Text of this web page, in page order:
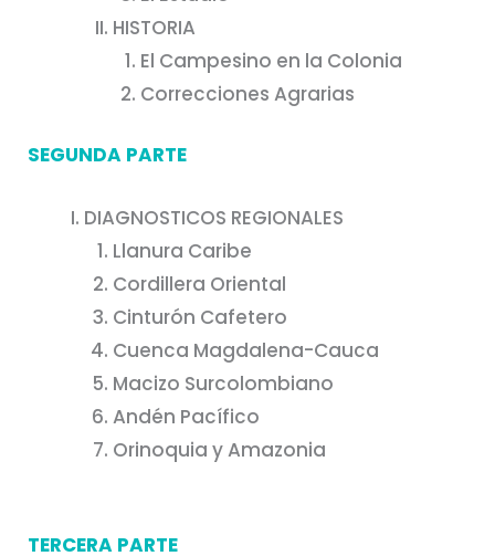
HISTORIA
El Campesino en la Colonia
Correcciones Agrarias
SEGUNDA PARTE
DIAGNOSTICOS REGIONALES
Llanura Caribe
Cordillera Oriental
Cinturón Cafetero
Cuenca Magdalena-Cauca
Macizo Surcolombiano
Andén Pacífico
Orinoquia y Amazonia
TERCERA PARTE